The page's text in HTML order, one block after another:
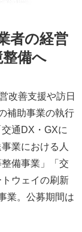
者の経営
備へ
改善支援や訪日
補助事業の執行
通DX・GXに
業における人
備事業」「交
ウェイの刷新
業。公募期間は